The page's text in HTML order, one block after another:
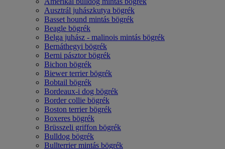
Ausztrál juhászkutya bögrék
Basset hound mintás bögrék
Beagle bögrék
Belga juhász - malinois mintás bögrék
Bernáthegyi bögrék
Berni pásztor bögrék
Bichon bögrék
Biewer terrier bögrék
Bobtail bögrék
Bordeaux-i dog bögrék
Border collie bögrék
Boston terrier bögrék
Boxeres bögrék
Brüsszeli griffon bögrék
Bulldog bögrék
Bullterrier mintás bögrék